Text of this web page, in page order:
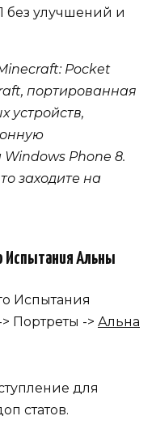
без улучшений и
Pocket
портированная
устройств,
Windows Phone 8.
заходите на
Испытания Альны
Испытания
Портреты -> Альна
для
статов.